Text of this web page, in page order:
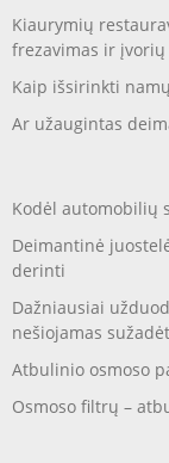
Kiaurymių
frezavimas ir
Kaip išsirinkti
Ar užaugintas
Kodėl automobilių
Deimantinė
derinti
Dažniausiai
nešiojamas
Atbulinio osmoso
Osmoso filtrų –